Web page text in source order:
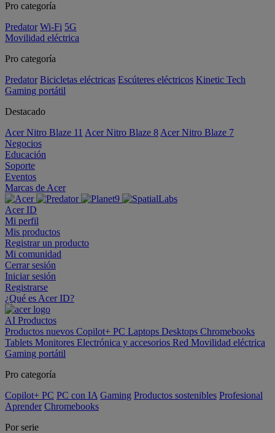
Pro categoría
Predator Wi-Fi 5G
Movilidad eléctrica
Pro categoría
Predator Bicicletas eléctricas Escúteres eléctricos Kinetic Tech
Gaming portátil
Destacado
Acer Nitro Blaze 11 Acer Nitro Blaze 8 Acer Nitro Blaze 7
Negocios
Educación
Soporte
Eventos
Marcas de Acer
Acer ID
Mi perfil
Mis productos
Registrar un producto
Mi comunidad
Cerrar sesión
Iniciar sesión
Registrarse
¿Qué es Acer ID?
AI Productos
Productos nuevos Copilot+ PC Laptops Desktops Chromebooks
Tablets Monitores Electrónica y accesorios Red Movilidad eléctrica
Gaming portátil
Pro categoría
Copilot+ PC PC con IA Gaming Productos sostenibles Profesional
Aprender Chromebooks
Por serie